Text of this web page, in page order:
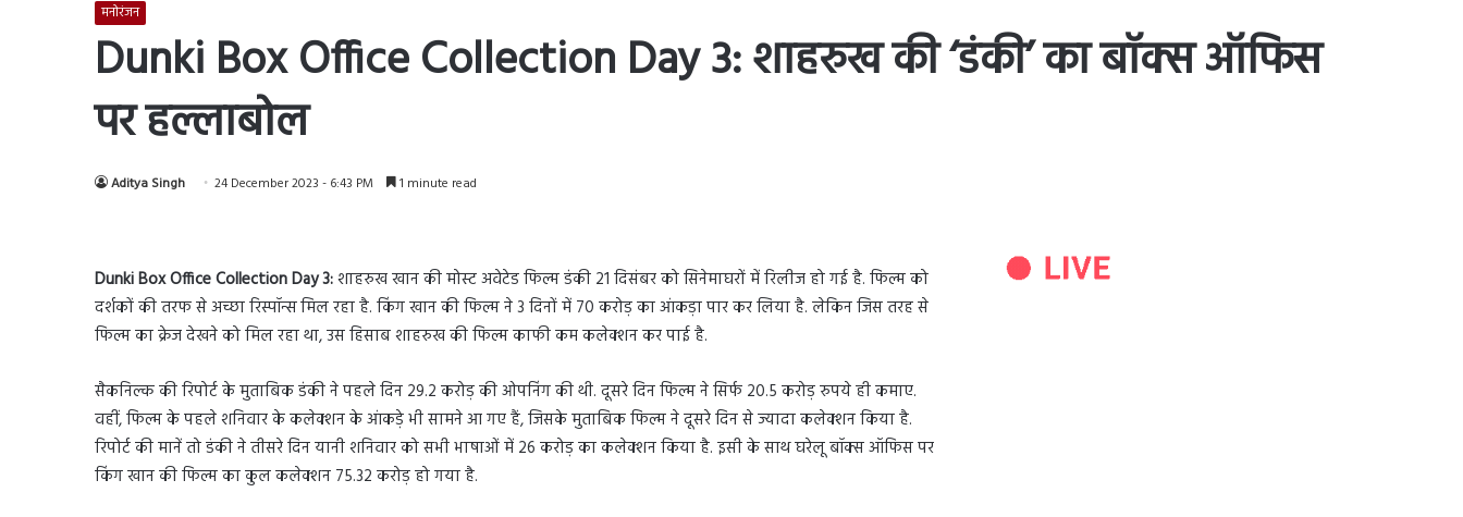
मनोरंजन
Dunki Box Office Collection Day 3: शाहरुख की ‘डंकी’ का बॉक्स ऑफिस
पर हल्लाबोल
Aditya Singh 24 December 2023 - 6:43 PM 1 minute read
Dunki Box Office Collection Day 3:शाहरुख खान की मोस्ट अवेटेड फिल्म डंकी 21 दिसंबर को सिनेमाघरों में रिलीज हो गई है. फिल्म को
दर्शकों की तरफ से अच्छा रिस्पॉन्स मिल रहा है. किंग खान की फिल्म ने 3 दिनों में 70 करोड़ का आंकड़ा पार कर लिया है. लेकिन जिस तरह से
फिल्म का क्रेज देखने को मिल रहा था, उस हिसाब शाहरुख की फिल्म काफी कम कलेक्शन कर पाई है.
सैकनिल्क की रिपोर्ट के मुताबिक डंकी ने पहले दिन 29.2 करोड़ की ओपनिंग की थी. दूसरे दिन फिल्म ने सिर्फ 20.5 करोड़ रुपये ही कमाए.
वहीं, फिल्म के पहले शनिवार के कलेक्शन के आंकड़े भी सामने आ गए हैं, जिसके मुताबिक फिल्म ने दूसरे दिन से ज्यादा कलेक्शन किया है.
रिपोर्ट की मानें तो डंकी ने तीसरे दिन यानी शनिवार को सभी भाषाओं में 26 करोड़ का कलेक्शन किया है. इसी के साथ घरेलू बॉक्स ऑफिस पर
किंग खान की फिल्म का कुल कलेक्शन 75.32 करोड़ हो गया है.